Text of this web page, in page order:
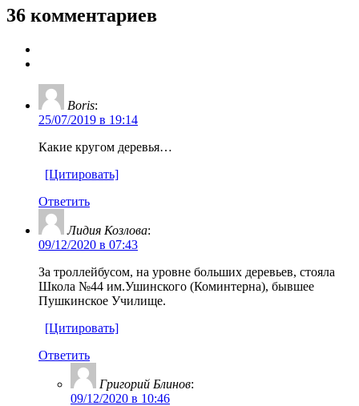
36 комментариев
Boris:
25/07/2019 в 19:14
Какие кругом деревья…
[Цитировать]
Ответить
Лидия Козлова:
09/12/2020 в 07:43
За троллейбусом, на уровне больших деревьев, стояла
Школа №44 им.Ушинского (Коминтерна), бывшее
Пушкинское Училище.
[Цитировать]
Ответить
Григорий Блинов:
09/12/2020 в 10:46